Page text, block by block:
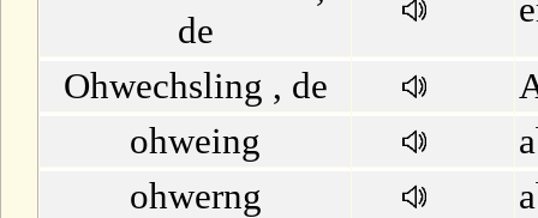
de
Ohwechsling , de
ohweing
ohwerng